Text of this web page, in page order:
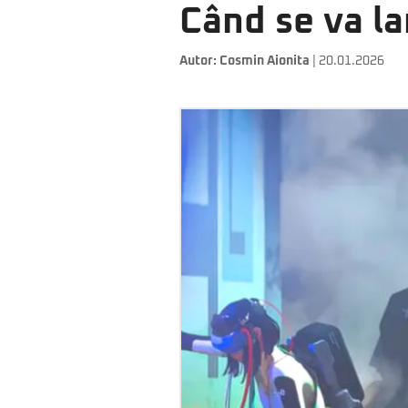
Când se va
Autor: Cosmin Aionita | 20.01.2026